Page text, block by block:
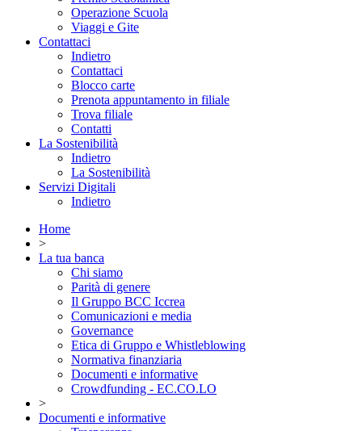
Operazione Scuola
Viaggi e Gite
Contattaci
Indietro
Contattaci
Blocco carte
Prenota appuntamento in filiale
Trova filiale
Contatti
La Sostenibilità
Indietro
La Sostenibilità
Servizi Digitali
Indietro
Home
>
La tua banca
Chi siamo
Parità di genere
Il Gruppo BCC Iccrea
Comunicazioni e media
Governance
Etica di Gruppo e Whistleblowing
Normativa finanziaria
Documenti e informative
Crowdfunding - EC.CO.LO
>
Documenti e informative